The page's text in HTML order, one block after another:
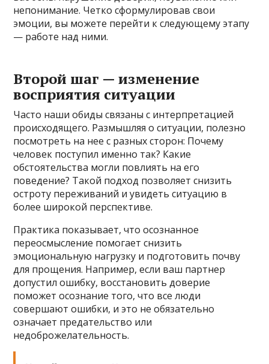
непонимание. Четко сформулировав свои
эмоции, вы можете перейти к следующему этапу
— работе над ними.
Второй шаг — изменение
восприятия ситуации
Часто наши обиды связаны с интерпретацией
происходящего. Размышляя о ситуации, полезно
посмотреть на нее с разных сторон: Почему
человек поступил именно так? Какие
обстоятельства могли повлиять на его
поведение? Такой подход позволяет снизить
остроту переживаний и увидеть ситуацию в
более широкой перспективе.
Практика показывает, что осознанное
переосмысление помогает снизить
эмоциональную нагрузку и подготовить почву
для прощения. Например, если ваш партнер
допустил ошибку, восстановить доверие
поможет осознание того, что все люди
совершают ошибки, и это не обязательно
означает предательство или
недоброжелательность.